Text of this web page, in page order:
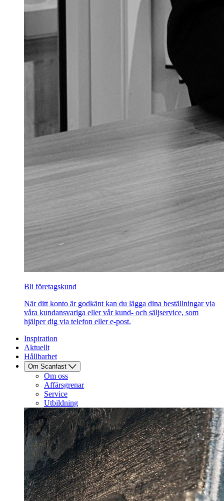
Bli företagskund
När ditt konto är godkänt kan du lägga dina beställningar via
våra kundansvariga eller vår kund- och säljservice, som
hjälper dig via telefon eller e-post.
Inspiration
Aktuellt
Hållbarhet
Om Scanfast
Om oss
Affärsgrenar
Service
Utbildning